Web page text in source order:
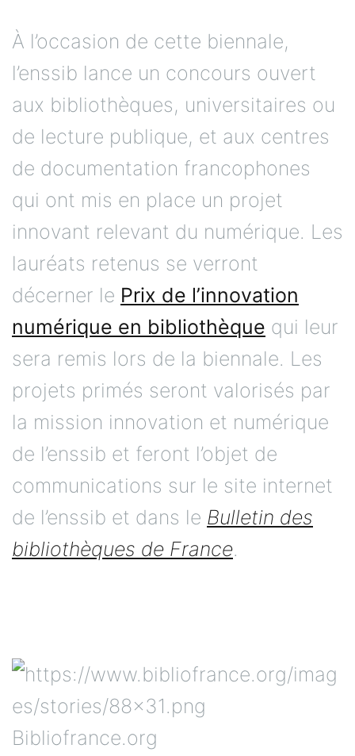
À l’occasion de cette biennale,
l’enssib lance un concours ouvert
aux bibliothèques, universitaires ou
de lecture publique, et aux centres
de documentation francophones
qui ont mis en place un projet
innovant relevant du numérique. Les
lauréats retenus se verront
décerner le Prix de l’innovation
numérique en bibliothèque qui leur
sera remis lors de la biennale. Les
projets primés seront valorisés par
la mission innovation et numérique
de l’enssib et feront l’objet de
communications sur le site internet
de l’enssib et dans le Bulletin des
bibliothèques de France.
Bibliofrance.org